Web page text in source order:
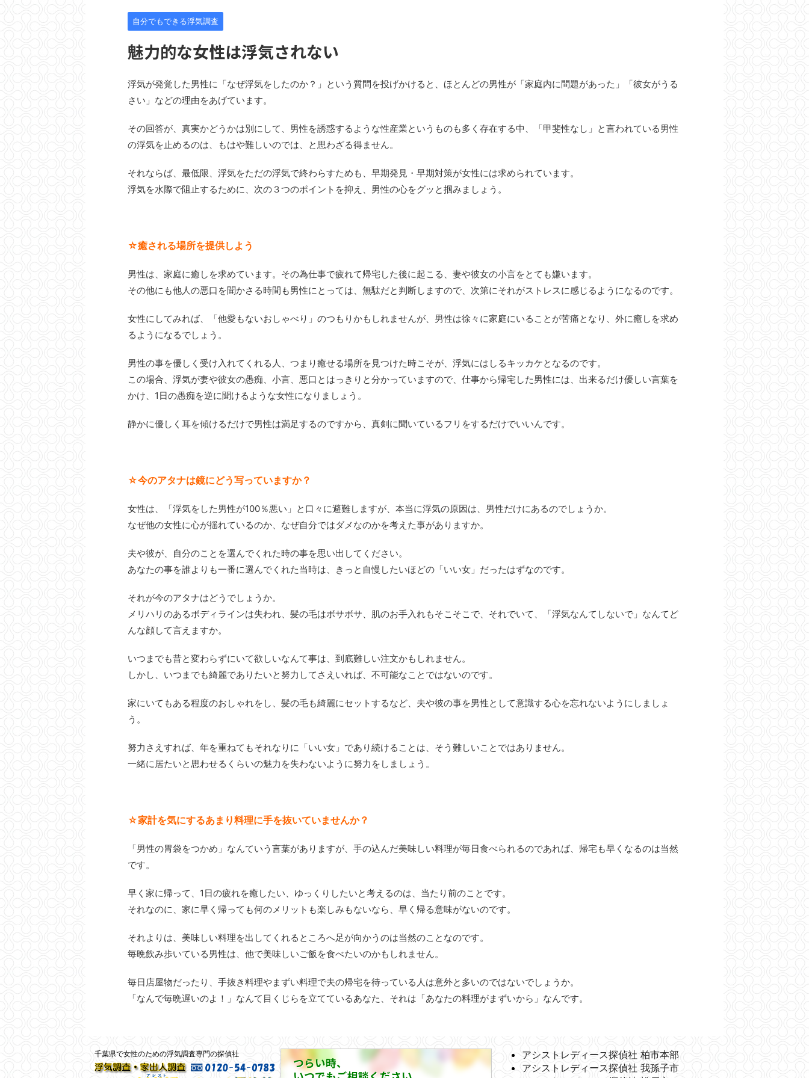
自分でもできる浮気調査
魅力的な女性は浮気されない
浮気が発覚した男性に「なぜ浮気をしたのか？」という質問を投げかけると、ほとんどの男性が「家庭内に問題があった」「彼女がうる
さい」などの理由をあげています。
その回答が、真実かどうかは別にして、男性を誘惑するような性産業というものも多く存在する中、「甲斐性なし」と言われている男性
の浮気を止めるのは、もはや難しいのでは、と思わざる得ません。
それならば、最低限、浮気をただの浮気で終わらすためも、早期発見・早期対策が女性には求められています。
浮気を水際で阻止するために、次の３つのポイントを抑え、男性の心をグッと掴みましょう。
☆癒される場所を提供しよう
男性は、家庭に癒しを求めています。その為仕事で疲れて帰宅した後に起こる、妻や彼女の小言をとても嫌います。
その他にも他人の悪口を聞かさる時間も男性にとっては、無駄だと判断しますので、次第にそれがストレスに感じるようになるのです。
女性にしてみれば、「他愛もないおしゃべり」のつもりかもしれませんが、男性は徐々に家庭にいることが苦痛となり、外に癒しを求め
るようになるでしょう。
男性の事を優しく受け入れてくれる人、つまり癒せる場所を見つけた時こそが、浮気にはしるキッカケとなるのです。
この場合、浮気が妻や彼女の愚痴、小言、悪口とはっきりと分かっていますので、仕事から帰宅した男性には、出来るだけ優しい言葉を
かけ、1日の愚痴を逆に聞けるような女性になりましょう。
静かに優しく耳を傾けるだけで男性は満足するのですから、真剣に聞いているフリをするだけでいいんです。
☆今のアタナは鏡にどう写っていますか？
女性は、「浮気をした男性が100％悪い」と口々に避難しますが、本当に浮気の原因は、男性だけにあるのでしょうか。
なぜ他の女性に心が揺れているのか、なぜ自分ではダメなのかを考えた事がありますか。
夫や彼が、自分のことを選んでくれた時の事を思い出してください。
あなたの事を誰よりも一番に選んでくれた当時は、きっと自慢したいほどの「いい女」だったはずなのです。
それが今のアタナはどうでしょうか。
メリハリのあるボディラインは失われ、髪の毛はボサボサ、肌のお手入れもそこそこで、それでいて、「浮気なんてしないで」なんてど
んな顔して言えますか。
いつまでも昔と変わらずにいて欲しいなんて事は、到底難しい注文かもしれません。
しかし、いつまでも綺麗でありたいと努力してさえいれば、不可能なことではないのです。
家にいてもある程度のおしゃれをし、髪の毛も綺麗にセットするなど、夫や彼の事を男性として意識する心を忘れないようにしましょ
う。
努力さえすれば、年を重ねてもそれなりに「いい女」であり続けることは、そう難しいことではありません。
一緒に居たいと思わせるくらいの魅力を失わないように努力をしましょう。
☆家計を気にするあまり料理に手を抜いていませんか？
「男性の胃袋をつかめ」なんていう言葉がありますが、手の込んだ美味しい料理が毎日食べられるのであれば、帰宅も早くなるのは当然
です。
早く家に帰って、1日の疲れを癒したい、ゆっくりしたいと考えるのは、当たり前のことです。
それなのに、家に早く帰っても何のメリットも楽しみもないなら、早く帰る意味がないのです。
それよりは、美味しい料理を出してくれるところへ足が向かうのは当然のことなのです。
毎晩飲み歩いている男性は、他で美味しいご飯を食べたいのかもしれません。
毎日店屋物だったり、手抜き料理やまずい料理で夫の帰宅を待っている人は意外と多いのではないでしょうか。
「なんで毎晩遅いのよ！」なんて目くじらを立てているあなた、それは「あなたの料理がまずいから」なんです。
つらい時、
アシストレディース探偵社 柏市本部
アシストレディース探偵社 我孫子市
千葉県で女性のための浮気調査専門の探偵社